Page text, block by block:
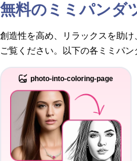
無料のミミパンダ
創造性を高め、リラックスを助
ご覧ください。以下の各ミミパ
photo-into-coloring-page